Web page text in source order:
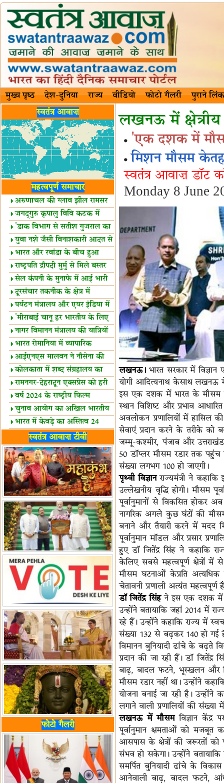
मुख्य पृष्ठ देश-दुनिया राज्य वीडियो फोटो गैलरी पुराने लिंक
स्वतंत्र आवाज़
महत्वपूर्ण समाचार
अरुणाचल की ग्लाव झील रामसर
स्थल घोषित
जगद्गुरु कृपालु विवि कटक में
शैक्षिक सत्र शुरू
'डाक विभाग से सतीश गुजराल का
रिश्ता गहरा'
युवा नशे जैसी विनाशकारी आदत से
दूर रहें-मोदी
भारत और रवांडा के बीच हुआ
व्यापार विस्तार
राष्ट्रपति द्रौपदी मुर्मु से मिले बस्तर
के प्रतिनिधि
सेल कंपनी के मुनाफे में आई भारी
उछाल!
दूरसंचार तकनीक के क्षेत्र में
उत्कृष्टता पुरस्कार
पर्यटन मंत्रालय और एयर इंडिया में
समझौता
'मीराबाई चानू हर भारतीय के लिए
प्रेरणा'
नागर विमानन मंत्रालय की यात्रियों
को सलाह
भारत रोमानिया में व्यापारिक
साझेदारियां
आईएनएस मालवन ने नौसेना की
ताकत बढ़ाई
कोलकाता में शब्द संग्रहालय का
उद्घाटन
रामनगर-देहरादून एक्सप्रेस को हरी
झंडीवर्ष 2024 के राष्ट्रीय फिल्म
पुरस्कारों की घोषणा
चुनाव आयोग का अखिल भारतीय
मीडिया सम्मेलन
भारत में केवड़े का अस्तित्‍व 24
लाख वर्ष!
लखनऊ में 'एक राष्ट्र एक चुनाव'
पर बैठक
विधानमंडल लोकतंत्र की पाठशाला
हैं-बिरला
'द वॉयस ऑफ जस्टिस: जस्टिस
गवई स्पीक्स'
राष्ट्रीय युद्ध स्मारक से 'शौर्य विजय
यात्रा' शुरू
भारत जापान में रक्षा संबंधों का
विस्तार
'एनसीसी को मजबूत करना राष्ट्रीय
जिम्मेदारी'
भारत-ऑस्ट्रेलिया ने खेल संबंधों का
जश्न मनाया
'भारत को फुटबॉल में भी वैश्विक
पहचान दिलाएं'
अल्पसंख्यक मंत्री ने की हज
नीति-2027 की घोषणा
राखीगढ़ी में मिले मानव कंकाल
अवशेष
राष्ट्रपति ने कूनो उद्यान में चीता
प्रबंधन देखा
एमआईएफएफ में फ़िल्म गुदगुदी का
प्रीमियर
स्वतंत्र आवाज़ टीवी
फोटो गैलरी
लखनऊ में क्षेत्रीय
'एक दशक में
मिशन मौसम
स्वतंत्र आवाज़ डॉट
Monday 8 June
लखनऊ।भारत सरकार में विज्ञान
योगी आदित्यनाथ केसाथ लखनऊ में
इस एक दशक में भारत के मौसम
स्थान विशिष्ट और प्रभाव
अवलोकन प्रणालियों में हासिल की
सेवाएं प्रदान करने के तरीके को
जम्मू-कश्मीर, पंजाब और
50 डॉप्लर मौसम रडार तक
संख्या लगभग 100 हो जाएगी।
पृथ्वी विज्ञानराज्यमंत्री ने कहाकि
उल्लेखनीय वृद्धि होगी। मौसम
पूर्वानुमानों से विकसित होकर
नागरिक अगले कुछ घंटों की मौसम
बनाने और तैयारी करने में मदद
पूर्वानुमान मॉडल और प्रसार
हुए डॉ जितेंद्र सिंह ने कहाकि
केलिए सबसे महत्वपूर्ण क्षेत्रों
मौसम घटनाओं केप्रति
चेतावनी प्रणाली अत्यंत महत्वपूर्ण
डॉ जितेंद्र सिंहने इस एक दशक में
उन्होंने बतायाकि जहां 2014 में
रहे हैं। उन्होंने कहाकि राज्य में
संख्या 132 से बढ़कर 140 हो गई
विमानन बुनियादी ढांचे के बढ़ते
प्रदान की जा रही हैं। डॉ जितेंद्र
बाढ़, बादल फटने, भूस्खलन और
मौसम रडार नहीं था। उन्होंने
योजना बनाई जा रही है।
लगाने वाली प्रणालियों की संख्या
लखनऊ में मौसमविज्ञान केंद्र
पूर्वानुमान क्षमताओं को मजबूत
आसपास के क्षेत्रों की जरूरतों को
संभव हो सकेगा। उन्होंने
समर्पित बुनियादी ढांचे के
आनेवाली बाढ़, बादल फटने,